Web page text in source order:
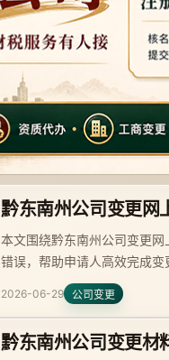
黔东南州公司变更网
本文围绕黔东南州公司变更
错误，帮助申请人高效完成变
2026-06-29 公司变更
黔东南州公司变更材